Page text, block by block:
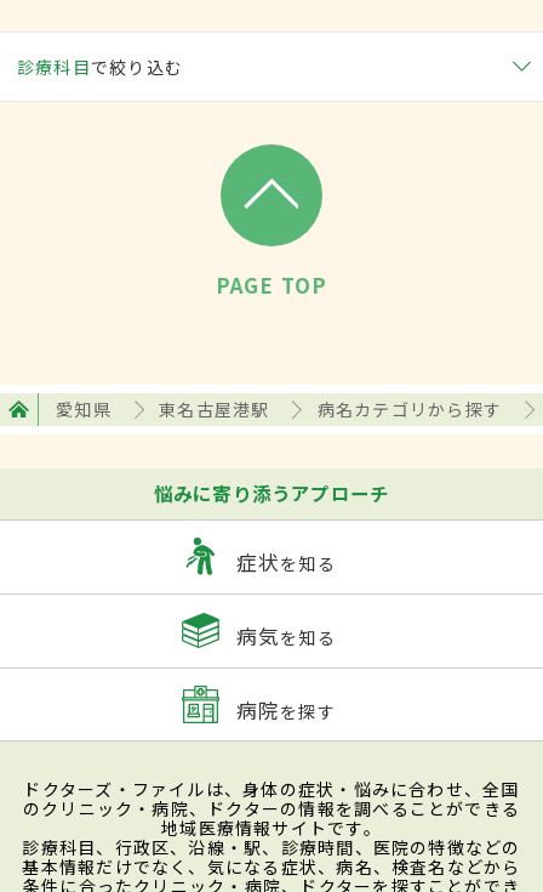
診療科目で絞り込む
PAGE TOP
愛知県 東名古屋港駅 病名カテゴリから探す
悩みに寄り添うアプローチ
症状を知る
病気を知る
病院を探す
ドクターズ・ファイルは、身体の症状・悩みに合わせ、全国
のクリニック・病院、ドクターの情報を調べることができる
地域医療情報サイトです。
診療科目、行政区、沿線・駅、診療時間、医院の特徴などの
基本情報だけでなく、気になる症状、病名、検査名などから
条件に合ったクリニック・病院、ドクターを探すことができ